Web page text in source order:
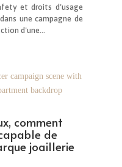
et droits d'usage
une campagne de
d'une...
comment
de
joaillerie